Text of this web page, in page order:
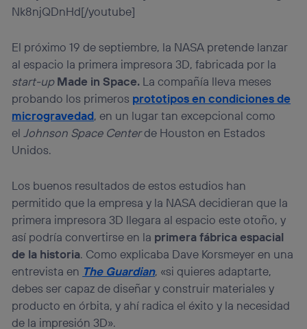
Nk8njQDnHd[/youtube]
El próximo 19 de septiembre, la NASA pretende lanzar
al espacio la primera impresora 3D, fabricada por la
start-up Made in Space. La compañía lleva meses
probando los primeros prototipos en condiciones de
microgravedad, en un lugar tan excepcional como
el Johnson Space Centerde Houston en Estados
Unidos.
Los buenos resultados de estos estudios han
permitido que la empresa y la NASA decidieran que la
primera impresora 3D llegara al espacio este otoño, y
así podría convertirse en la primera fábrica espacial
de la historia. Como explicaba Dave Korsmeyer en una
entrevista en The Guardian, «si quieres adaptarte,
debes ser capaz de diseñar y construir materiales y
producto en órbita, y ahí radica el éxito y la necesidad
de la impresión 3D».